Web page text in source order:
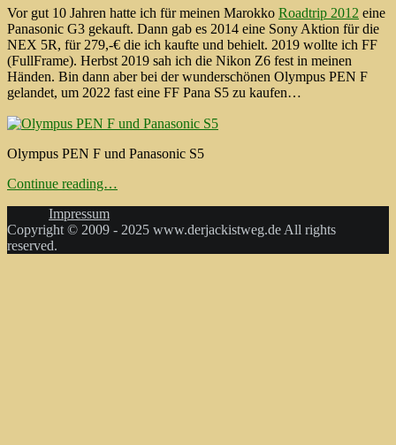
Vor gut 10 Jahren hatte ich für meinen Marokko Roadtrip 2012 eine
Panasonic G3 gekauft. Dann gab es 2014 eine Sony Aktion für die
NEX 5R, für 279,-€ die ich kaufte und behielt. 2019 wollte ich FF
(FullFrame). Herbst 2019 sah ich die Nikon Z6 fest in meinen
Händen. Bin dann aber bei der wunderschönen Olympus PEN F
gelandet, um 2022 fast eine FF Pana S5 zu kaufen…
Olympus PEN F und Panasonic S5
Continue reading…
Impressum
Copyright © 2009 - 2025 www.derjackistweg.de All rights
reserved.